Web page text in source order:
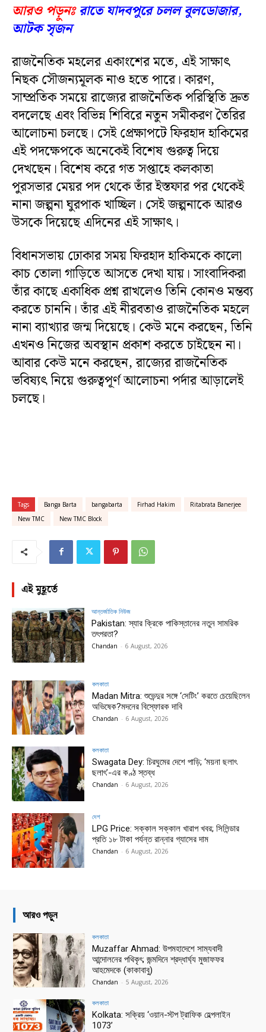
আরও পড়ুনঃ রাতে যাদবপুরে চলল বুলডোজার,
আটক সৃজন
রাজনৈতিক মহলের একাংশের মতে, এই সাক্ষাৎ
নিছক সৌজন্যমূলক নাও হতে পারে। কারণ,
সাম্প্রতিক সময়ে রাজ্যের রাজনৈতিক পরিস্থিতি দ্রুত
বদলেছে এবং বিভিন্ন শিবিরে নতুন সমীকরণ তৈরির
আলোচনা চলছে। সেই প্রেক্ষাপটে ফিরহাদ হাকিমের
এই পদক্ষেপকে অনেকেই বিশেষ গুরুত্ব দিয়ে
দেখছেন। বিশেষ করে গত সপ্তাহে কলকাতা
পুরসভার মেয়র পদ থেকে তাঁর ইস্তফার পর থেকেই
নানা জল্পনা ঘুরপাক খাচ্ছিল। সেই জল্পনাকে আরও
উসকে দিয়েছে এদিনের এই সাক্ষাৎ।
বিধানসভায় ঢোকার সময় ফিরহাদ হাকিমকে কালো
কাচ তোলা গাড়িতে আসতে দেখা যায়। সাংবাদিকরা
তাঁর কাছে একাধিক প্রশ্ন রাখলেও তিনি কোনও মন্তব্য
করতে চাননি। তাঁর এই নীরবতাও রাজনৈতিক মহলে
নানা ব্যাখ্যার জন্ম দিয়েছে। কেউ মনে করছেন, তিনি
এখনও নিজের অবস্থান প্রকাশ করতে চাইছেন না।
আবার কেউ মনে করছেন, রাজ্যের রাজনৈতিক
ভবিষ্যৎ নিয়ে গুরুত্বপূর্ণ আলোচনা পর্দার আড়ালেই
চলছে।
Tags Banga Barta bangabarta Firhad Hakim
Ritabrata Banerjee
New TMC
New TMC Block
এই মুহূর্তে
আন্তর্জাতিক নিউজ
Pakistan: স্যার ক্রিকে পাকিস্তানের নতুন সামরিক
তৎপরতা?
Chandan - 6 August, 2026
কলকাতা
Madan Mitra: শুভেন্দুর সঙ্গে ‘সেটিং’ করতে চেয়েছিলেন
অভিষেক?মদনের বিস্ফোরক দাবি
Chandan - 6 August, 2026
কলকাতা
Swagata Dey: চিরঘুমের দেশে পাড়ি; ‘ময়না ছলাৎ
ছলাৎ’-এর কণ্ঠ স্তব্ধ
Chandan - 6 August, 2026
দেশ
LPG Price: সক্কাল সক্কাল খারাপ খবর; সিলিন্ডার
প্রতি ১৮ টাকা পর্যন্ত রান্নার গ্যাসের দাম
Chandan - 6 August, 2026
আরও পড়ুন
কলকাতা
Muzaffar Ahmad: উপমহাদেশে সাম্যবাদী
আন্দোলনের পথিকৃৎ; জন্মদিনে শ্রদ্ধার্ঘ্য মুজাফফর
আহমেদকে (কাকাবাবু)
Chandan - 5 August, 2026
কলকাতা
Kolkata: সক্রিয় ‘ওয়ান-স্টপ ট্রাফিক হেল্পলাইন
1073’